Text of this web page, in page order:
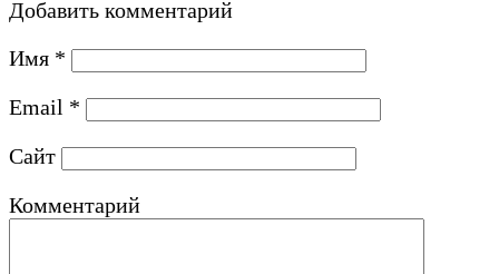
Добавить комментарий
Имя *
Email *
Сайт
Комментарий